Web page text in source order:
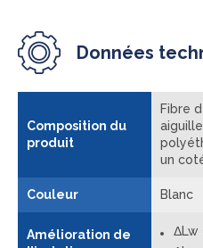
Données
Composition du
produit
Fibre
un
Couleur Blanc
Amélioration de
ΔLw